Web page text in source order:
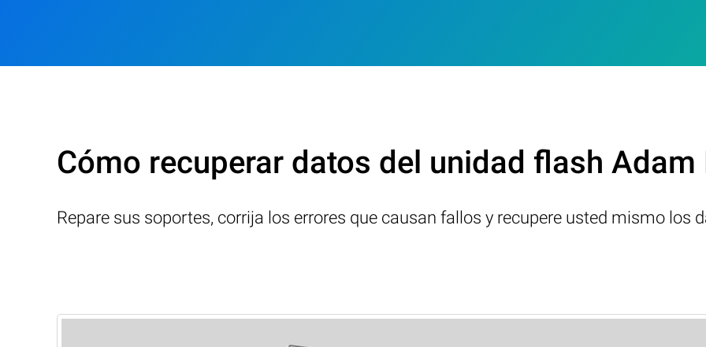
Cómo recuperar datos del unidad flash
Repare sus soportes, corrija los errores que causan fallos y recupere usted mismo los